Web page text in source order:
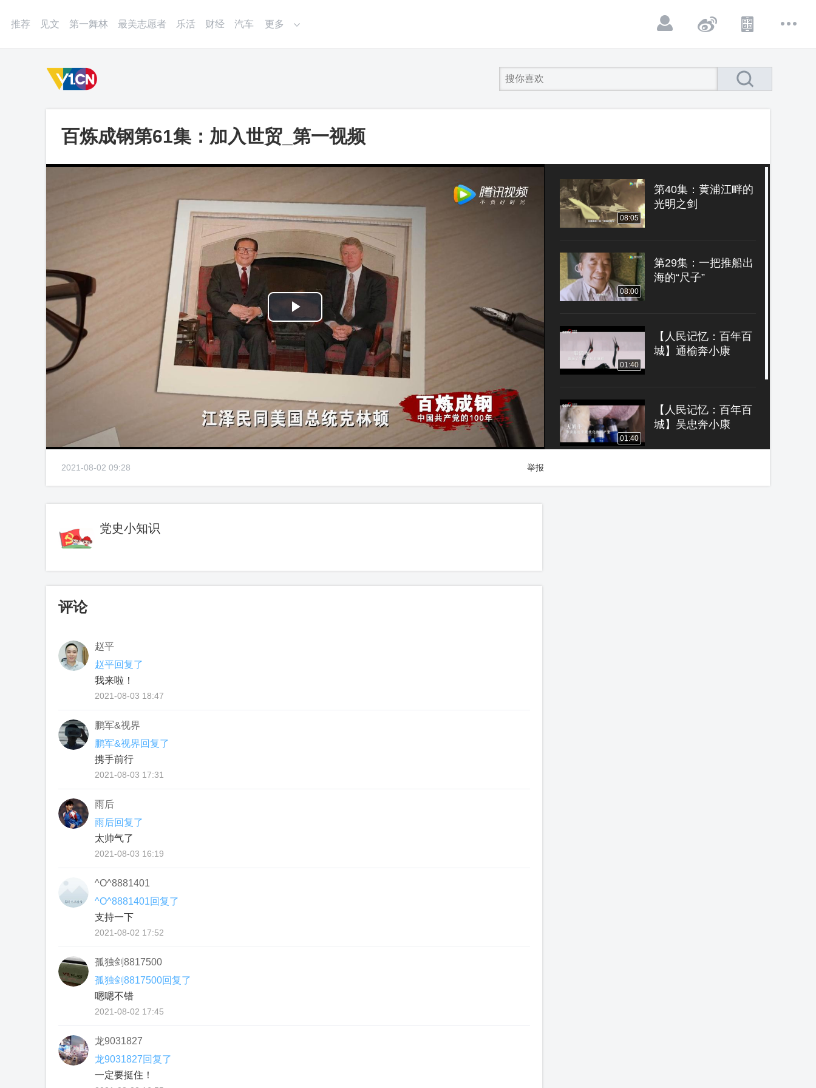
推荐 见文 第一舞林 最美志愿者 乐活 财经 汽车 更多
百炼成钢第61集：加入世贸_第一视频
Play
Video
08:05
第40集：黄浦江畔的
光明之剑
08:00
第29集：一把推船出
海的“尺子”
01:40
【人民记忆：百年百
城】通榆奔小康
01:40
【人民记忆：百年百
城】吴忠奔小康
百炼成钢第65集：又
2021-08-02 09:28 举报
党史小知识
评论
赵平
赵平回复了
我来啦！
2021-08-03 18:47
鹏军&视界
鹏军&视界回复了
携手前行
2021-08-03 17:31
雨后
雨后回复了
太帅气了
2021-08-03 16:19
^O^8881401
^O^8881401回复了
支持一下
2021-08-02 17:52
孤独剑8817500
孤独剑8817500回复了
嗯嗯不错
2021-08-02 17:45
龙9031827
龙9031827回复了
一定要挺住！